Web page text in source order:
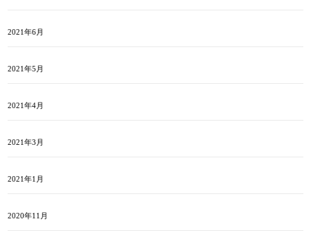
2021年6月
2021年5月
2021年4月
2021年3月
2021年1月
2020年11月